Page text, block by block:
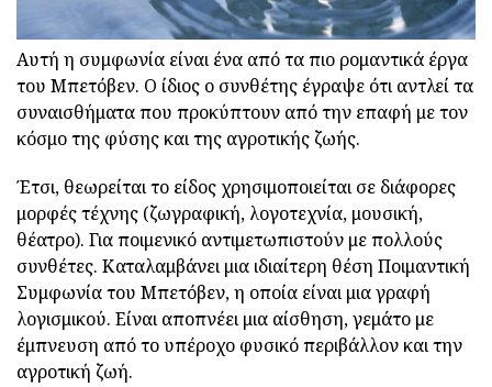
Αυτή η συμφωνία είναι ένα από τα πιο ρομαντικά έργα
του Μπετόβεν. Ο ίδιος ο συνθέτης έγραψε ότι αντλεί τα
συναισθήματα που προκύπτουν από την επαφή με τον
κόσμο της φύσης και της αγροτικής ζωής.
Έτσι, θεωρείται το είδος χρησιμοποιείται σε διάφορες
μορφές τέχνης (ζωγραφική, λογοτεχνία, μουσική,
θέατρο). Για ποιμενικό αντιμετωπιστούν με πολλούς
συνθέτες. Καταλαμβάνει μια ιδιαίτερη θέση Ποιμαντική
Συμφωνία του Μπετόβεν, η οποία είναι μια γραφή
λογισμικού. Είναι αποπνέει μια αίσθηση, γεμάτο με
έμπνευση από το υπέροχο φυσικό περιβάλλον και την
αγροτική ζωή.